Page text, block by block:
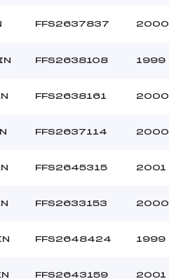
FFS2637837 2000
FFS2638108 1999
FFS2638161 2000
FFS2637114 2000
FFS2645315 2001
FFS2633153 2000
FFS2648424 1999
FFS2643159 2001